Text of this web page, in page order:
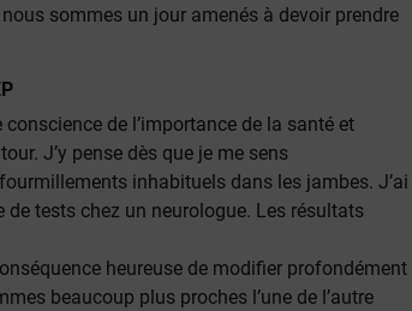
sommes un jour amenés à devoir prendre
de l’importance de la santé et
J’y pense dès que je me sens
inhabituels dans les jambes. J’ai
de tests chez un neurologue. Les résultats
heureuse de modifier profondément
beaucoup plus proches l’une de l’autre